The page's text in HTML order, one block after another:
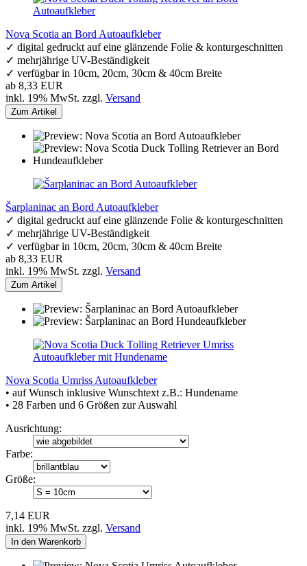
Nova Scotia an Bord Autoaufkleber
✓ digital gedruckt auf eine glänzende Folie & konturgeschnitten
✓ mehrjährige UV-Beständigkeit
✓ verfügbar in 10cm, 20cm, 30cm & 40cm Breite
ab 8,33 EUR
inkl. 19% MwSt. zzgl. Versand
Zum Artikel
Šarplaninac an Bord Autoaufkleber
✓ digital gedruckt auf eine glänzende Folie & konturgeschnitten
✓ mehrjährige UV-Beständigkeit
✓ verfügbar in 10cm, 20cm, 30cm & 40cm Breite
ab 8,33 EUR
inkl. 19% MwSt. zzgl. Versand
Zum Artikel
Nova Scotia Umriss Autoaufkleber
• auf Wunsch inklusive Wunschtext z.B.: Hundename
• 28 Farben und 6 Größen zur Auswahl
Ausrichtung:
Farbe:
Größe:
7,14 EUR
inkl. 19% MwSt. zzgl. Versand
In den Warenkorb